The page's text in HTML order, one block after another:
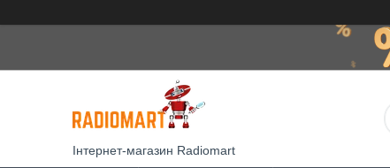
Інтернет-магазин Radiomart